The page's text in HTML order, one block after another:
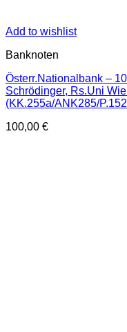
Add to wishlist
Banknoten
Österr.Nationalbank –
Schrödinger, Rs.Uni
(KK.255a/ANK285/
100,00 €